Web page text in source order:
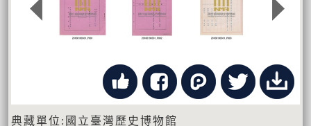
典藏單位:國立臺灣歷史博物館